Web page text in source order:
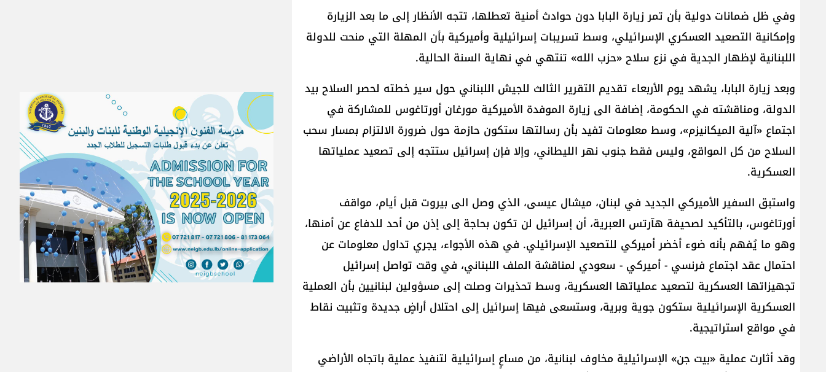
وفي ظل ضمانات دولية بأن تمر زيارة البابا دون حوادث أمنية تعطلها، تتجه الأنظار إلى ما بعد الزيارة
وإمكانية التصعيد العسكري الإسرائيلي، وسط تسريبات إسرائيلية وأميركية بأن المهلة التي منحت للدولة
اللبنانية لإظهار الجدية في نزع سلاح «حزب الله» تنتهي في نهاية السنة الحالية.
وبعد زيارة البابا، يشهد يوم الأربعاء تقديم التقرير الثالث للجيش اللبناني حول سير خطته لحصر السلاح بيد
الدولة، ومناقشته في الحكومة، إضافة الى زيارة الموفدة الأميركية مورغان أورتاغوس للمشاركة في
اجتماع «آلية الميكانيزم»، وسط معلومات تفيد بأن رسالتها ستكون حازمة حول ضرورة الالتزام بمسار سحب
السلاح من كل المواقع، وليس فقط جنوب نهر الليطاني، وإلا فإن إسرائيل ستتجه إلى تصعيد عملياتها
العسكرية.
واستبق السفير الأميركي الجديد في لبنان، ميشال عيسى، الذي وصل الى بيروت قبل أيام، مواقف
أورتاغوس، بالتأكيد لصحيفة هآرتس العبرية، أن إسرائيل لن تكون بحاجة إلى إذن من أحد للدفاع عن أمنها،
وهو ما يُفهم بأنه ضوء أخضر أميركي للتصعيد الإسرائيلي. في هذه الأجواء، يجري تداول معلومات عن
احتمال عقد اجتماع فرنسي - أميركي - سعودي لمناقشة الملف اللبناني، في وقت تواصل إسرائيل
تجهيزاتها العسكرية لتصعيد عملياتها العسكرية، وسط تحذيرات وصلت إلى مسؤولين لبنانيين بأن العملية
العسكرية الإسرائيلية ستكون جوية وبرية، وستسعى فيها إسرائيل إلى احتلال أراضٍ جديدة وتثبيت نقاط
في مواقع استراتيجية.
وقد أثارت عملية «بيت جن» الإسرائيلية مخاوف لبنانية، من مساعٍ إسرائيلية لتنفيذ عملية باتجاه الأراضي